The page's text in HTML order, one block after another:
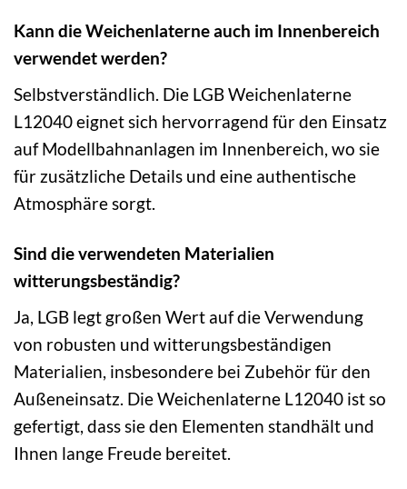
Kann die Weichenlaterne auch im Innenbereich
verwendet werden?
Selbstverständlich. Die LGB Weichenlaterne
L12040 eignet sich hervorragend für den Einsatz
auf Modellbahnanlagen im Innenbereich, wo sie
für zusätzliche Details und eine authentische
Atmosphäre sorgt.
Sind die verwendeten Materialien
witterungsbeständig?
Ja, LGB legt großen Wert auf die Verwendung
von robusten und witterungsbeständigen
Materialien, insbesondere bei Zubehör für den
Außeneinsatz. Die Weichenlaterne L12040 ist so
gefertigt, dass sie den Elementen standhält und
Ihnen lange Freude bereitet.